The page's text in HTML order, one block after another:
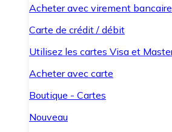
Acheter avec virement bancaire
Carte de crédit / débit
Utilisez les cartes Visa et
Acheter avec carte
Boutique - Cartes
Nouveau